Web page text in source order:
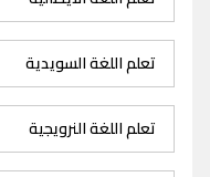
تعلم اللغة السويدية
تعلم اللغة النرويجية